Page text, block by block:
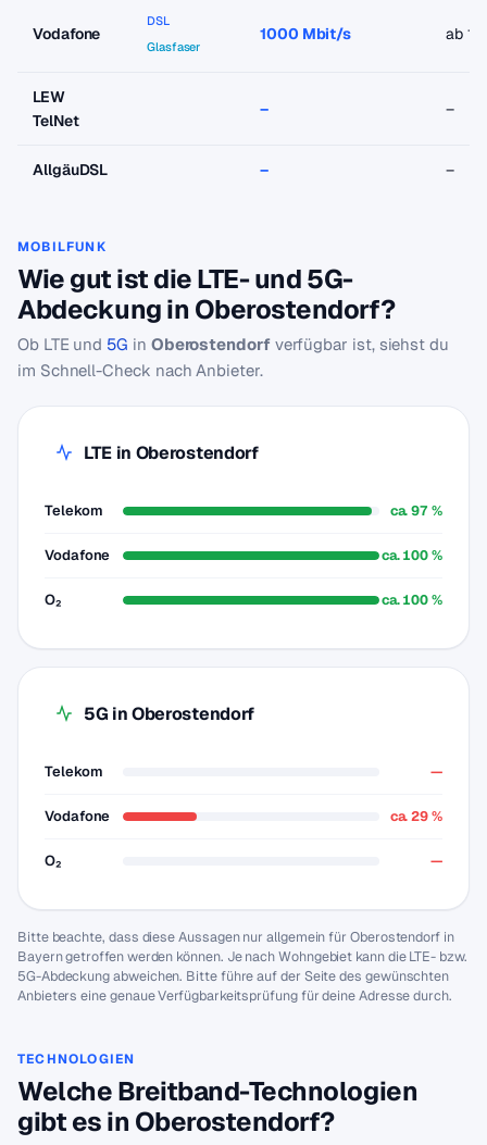
Vodafone
DSL
Glasfaser
1000 Mbit/s ab
LEW
TelNet
– –
AllgäuDSL – –
MOBILFUNK
Wie gut ist die LTE- und 5G-
Abdeckung in Oberostendorf?
Ob LTE und 5G in Oberostendorfverfügbar ist, siehst du
im Schnell-Check nach Anbieter.
LTE in Oberostendorf
Telekom ca. 97 %
Vodafone ca. 100 %
O₂ ca. 100 %
5G in Oberostendorf
Telekom —
Vodafone ca. 29 %
O₂ —
Bitte beachte, dass diese Aussagen nur allgemein für Oberostendorf in
Bayern getroffen werden können. Je nach Wohngebiet kann die LTE- bzw.
5G-Abdeckung abweichen. Bitte führe auf der Seite des gewünschten
Anbieters eine genaue Verfügbarkeitsprüfung für deine Adresse durch.
TECHNOLOGIEN
Welche Breitband-Technologien
gibt es in Oberostendorf?